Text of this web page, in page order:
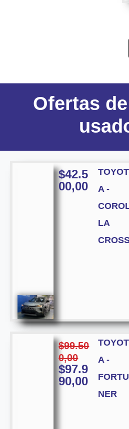
Ofertas
$42.5
00,00
TOYOT
A -
LA
$99.50
0,00
$97.9
90,00
TOYOT
A -
FORTU
NER